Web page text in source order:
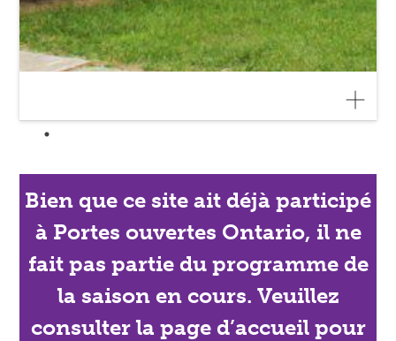
Bien que ce site ait déjà participé
à Portes ouvertes Ontario, il ne
fait pas partie du programme de
la saison en cours. Veuillez
consulter la page d’accueil pour